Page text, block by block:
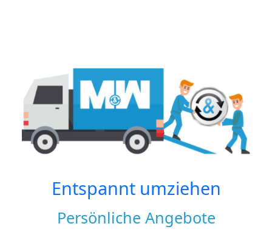
Entspannt umziehen
Persönliche Angebote